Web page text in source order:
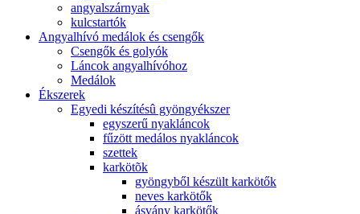
angyalszárnyak
kulcstartók
Angyalhívó medálok és csengők
Csengők és golyók
Láncok angyalhívóhoz
Medálok
Ékszerek
Egyedi készítésû gyöngyékszer
egyszerű nyakláncok
fűzött medálos nyakláncok
szettek
karkötõk
gyöngyből készült karkötők
neves karkötők
ásvány karkötők